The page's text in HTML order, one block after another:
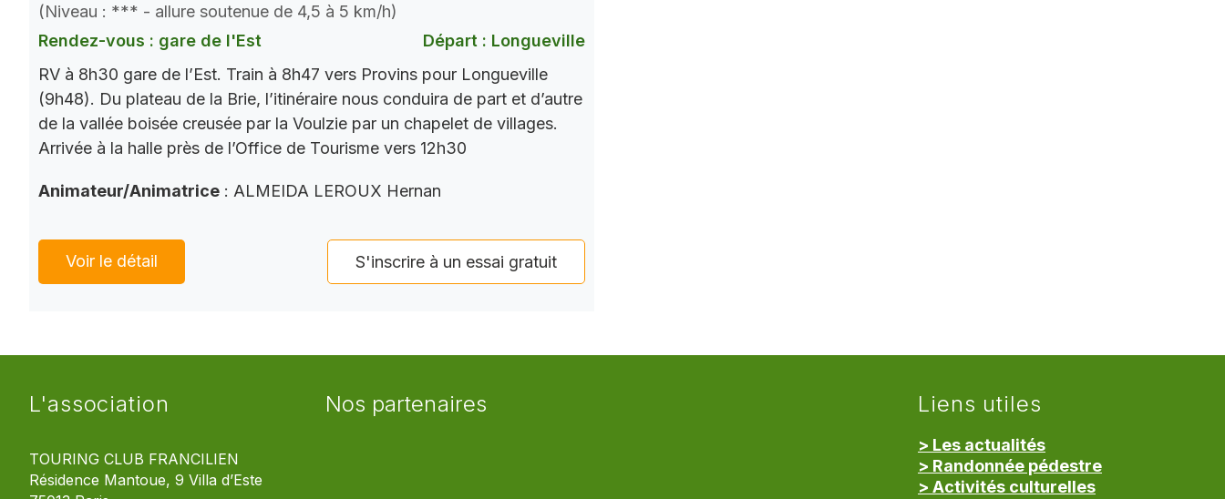
(Niveau : *** - allure soutenue de 4,5 à 5 km/h)
Rendez-vous : gare de l'Est
Départ : Longueville
RV à 8h30 gare de l’Est. Train à 8h47 vers Provins pour Longueville
(9h48). Du plateau de la Brie, l’itinéraire nous conduira de part et d’autre
de la vallée boisée creusée par la Voulzie par un chapelet de villages.
Arrivée à la halle près de l’Office de Tourisme vers 12h30
Animateur/Animatrice : ALMEIDA LEROUX Hernan
Voir le détail S'inscrire à un essai gratuit
L'association
TOURING CLUB FRANCILIEN
Résidence Mantoue, 9 Villa d’Este
Nos partenaires Liens utiles
> Les actualités
> Randonnée pédestre
> Activités culturelles